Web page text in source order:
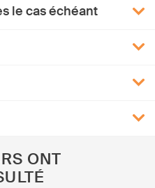
le cas échéant
ONT